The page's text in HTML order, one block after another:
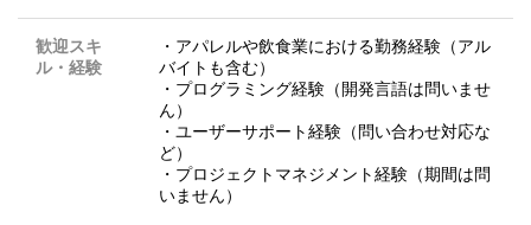
歓迎スキ
ル・経験
・アパレルや飲食業における勤務経験（アル
バイトも含む）
・プログラミング経験（開発言語は問いませ
ん）
・ユーザーサポート経験（問い合わせ対応な
ど）
・プロジェクトマネジメント経験（期間は問
いません）